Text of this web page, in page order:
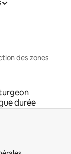
des zones
durée